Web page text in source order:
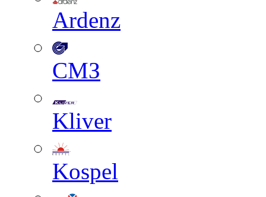
Ardenz
СМЗ
Kliver
Kospel